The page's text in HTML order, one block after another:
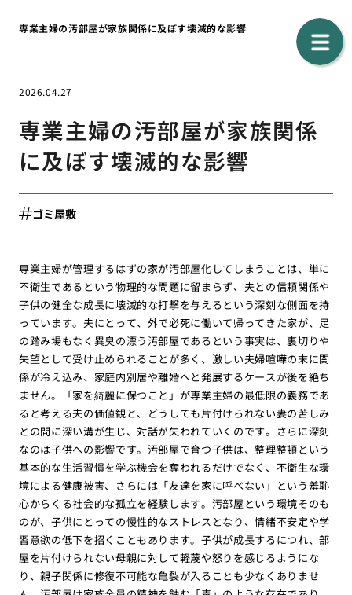
専業主婦の汚部屋が家族関係に及ぼす壊滅的な影響
2026.04.27
専業主婦の汚部屋が家族関係
に及ぼす壊滅的な影響
ゴミ屋敷
専業主婦が管理するはずの家が汚部屋化してしまうことは、単に
不衛生であるという物理的な問題に留まらず、夫との信頼関係や
子供の健全な成長に壊滅的な打撃を与えるという深刻な側面を持
っています。夫にとって、外で必死に働いて帰ってきた家が、足
の踏み場もなく異臭の漂う汚部屋であるという事実は、裏切りや
失望として受け止められることが多く、激しい夫婦喧嘩の末に関
係が冷え込み、家庭内別居や離婚へと発展するケースが後を絶ち
ません。「家を綺麗に保つこと」が専業主婦の最低限の義務であ
ると考える夫の価値観と、どうしても片付けられない妻の苦しみ
との間に深い溝が生じ、対話が失われていくのです。さらに深刻
なのは子供への影響です。汚部屋で育つ子供は、整理整頓という
基本的な生活習慣を学ぶ機会を奪われるだけでなく、不衛生な環
境による健康被害、さらには「友達を家に呼べない」という羞恥
心からくる社会的な孤立を経験します。汚部屋という環境そのも
のが、子供にとっての慢性的なストレスとなり、情緒不安定や学
習意欲の低下を招くこともあります。子供が成長するにつれ、部
屋を片付けられない母親に対して軽蔑や怒りを感じるようにな
り、親子関係に修復不可能な亀裂が入ることも少なくありませ